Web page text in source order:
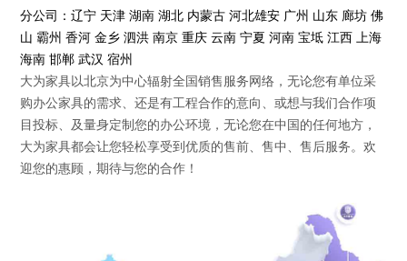
分公司：辽宁 天津 湖南 湖北 内蒙古 河北雄安 广州 山东 廊坊 佛
山 霸州 香河 金乡 泗洪 南京 重庆 云南 宁夏 河南 宝坻 江西 上海
海南 邯郸 武汉 宿州
大为家具以北京为中心辐射全国销售服务网络，无论您有单位采
购办公家具的需求、还是有工程合作的意向、或想与我们合作项
目投标、及量身定制您的办公环境，无论您在中国的任何地方，
大为家具都会让您轻松享受到优质的售前、售中、售后服务。欢
迎您的惠顾，期待与您的合作！